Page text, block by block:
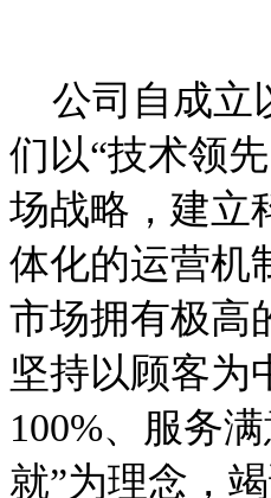
公司自成立
们以“技术领
场战略，建立
体化的运营机
市场拥有极高
坚持以顾客为
100%、服务
就”为理念，